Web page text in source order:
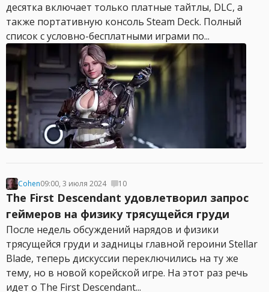
десятка включает только платные тайтлы, DLC, а
также портативную консоль Steam Deck. Полный
список с условно-бесплатными играми по...
Cohen09:00, 3 июля 2024 10
The First Descendant удовлетворил запрос
геймеров на физику трясущейся груди
После недель обсуждений нарядов и физики
трясущейся груди и задницы главной героини Stellar
Blade, теперь дискуссии переключились на ту же
тему, но в новой корейской игре. На этот раз речь
идет о The First Descendant...